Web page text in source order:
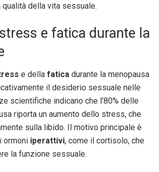
della vita sessuale.
e fatica durante la
e della fatica durante la menopausa
il desiderio sessuale nelle
scientifiche indicano che l’80% delle
riporta un aumento dello stress, che
sulla libido. Il motivo principale è
ormoni iperattivi, come il cortisolo, che
la funzione sessuale.